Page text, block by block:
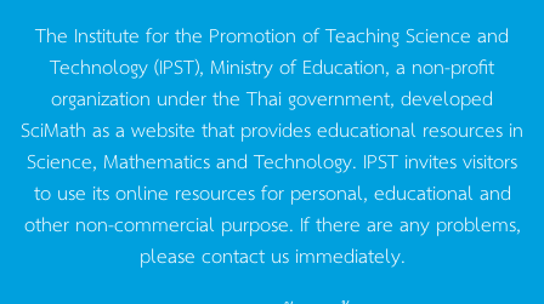
The Institute for the Promotion of Teaching Science and
Technology (IPST), Ministry of Education, a non-profit
organization under the Thai government, developed
SciMath as a website that provides educational resources in
Science, Mathematics and Technology. IPST invites visitors
to use its online resources for personal, educational and
other non-commercial purpose. If there are any problems,
please contact us immediately.